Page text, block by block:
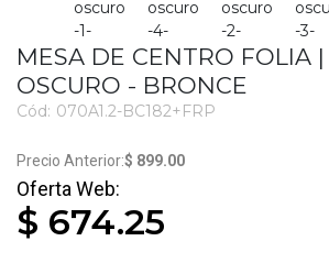
MESA DE CENTRO FOLIA |
OSCURO - BRONCE
Cód: 070A1.2-BC182+FRP
$ 899.00
$ 674.25